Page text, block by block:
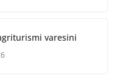
varesini